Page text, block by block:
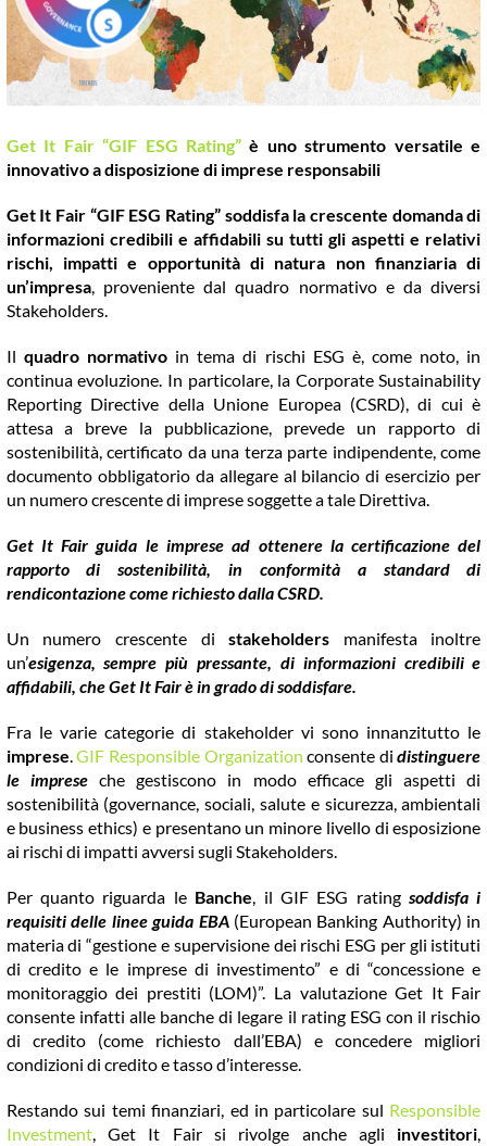
COMMUNITY
LOGIN
Get It Fair “GIF ESG Rating” è uno strumento versatile e
innovativo a disposizione di imprese responsabili
Get It Fair “GIF ESG Rating” soddisfa la crescente domanda di
informazioni credibili e affidabili su tutti gli aspetti e relativi
rischi, impatti e opportunità di natura non finanziaria di
un’impresa, proveniente dal quadro normativo e da diversi
Stakeholders.
Il quadro normativoin tema di rischi ESG è, come noto, in
continua evoluzione. In particolare, la Corporate Sustainability
Reporting Directive della Unione Europea (CSRD), di cui è
attesa a breve la pubblicazione, prevede un rapporto di
sostenibilità, certificato da una terza parte indipendente, come
documento obbligatorio da allegare al bilancio di esercizio per
un numero crescente di imprese soggette a tale Direttiva.
Get It Fair guida le imprese ad ottenere la certificazione del
rapporto di sostenibilità, in conformità a standard di
rendicontazione come richiesto dalla CSRD.
Un numero crescente distakeholders manifesta inoltre
un’esigenza, sempre più pressante, di informazioni credibili e
affidabili, che Get It Fair è in grado di soddisfare.
Fra le varie categorie di stakeholder vi sono innanzitutto le
imprese.GIF Responsible Organization consente didistinguere
le impreseche gestiscono in modo efficace gli aspetti di
sostenibilità (governance, sociali, salute e sicurezza, ambientali
e business ethics) e presentano un minore livello di esposizione
ai rischi di impatti avversi sugli Stakeholders.
Per quanto riguarda leBanche, il GIF ESG ratingsoddisfa i
requisiti delle linee guida EBA(European Banking Authority) in
materia di “gestione e supervisione dei rischi ESG per gli istituti
di credito e le imprese di investimento” e di “concessione e
monitoraggio dei prestiti (LOM)”. La valutazione Get It Fair
consente infatti alle banche di legare il rating ESG con il rischio
di credito (come richiesto dall’EBA) e concedere migliori
condizioni di credito e tasso d’interesse.
Restando sui temi finanziari, ed in particolare sul Responsible
Investment, Get It Fair si rivolge anche agli investitori,